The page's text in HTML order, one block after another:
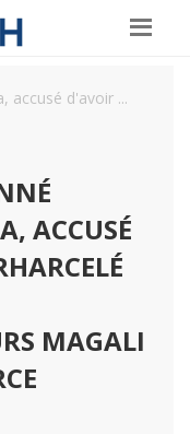
accusé d'avoir ...
ACCUSÉ
MAGALI